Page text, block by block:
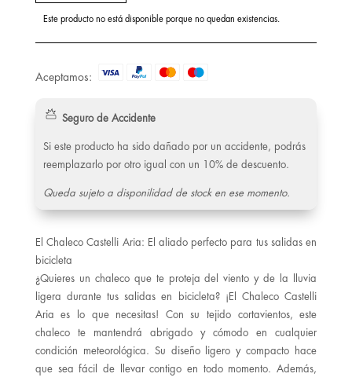
Este producto no está disponible porque no quedan existencias.
Aceptamos:
Seguro de Accidente
Si este producto ha sido dañado por un accidente, podrás
reemplazarlo por otro igual con un 10% de descuento.
Queda sujeto a disponilidad de stock en ese momento.
El Chaleco Castelli Aria: El aliado perfecto para tus salidas en
bicicleta
¿Quieres un chaleco que te proteja del viento y de la lluvia
ligera durante tus salidas en bicicleta? ¡El Chaleco Castelli
Aria es lo que necesitas! Con su tejido cortavientos, este
chaleco te mantendrá abrigado y cómodo en cualquier
condición meteorológica. Su diseño ligero y compacto hace
que sea fácil de llevar contigo en todo momento. Además,